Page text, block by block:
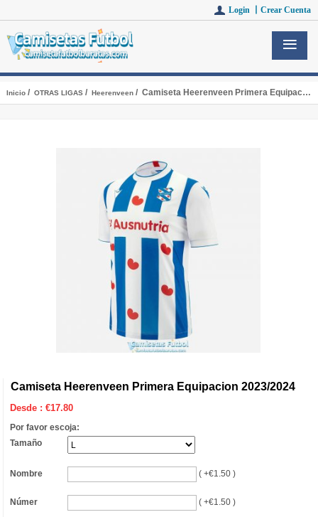
Login 丨 Crear Cuenta
Inicio/ OTRAS LIGAS/ Heerenveen/ Camiseta Heerenveen Primera Equipacion 2023/2024
Camiseta Heerenveen Primera Equipacion 2023/2024
Desde :€17.80
Por favor escoja:
Tamaño
Nombre ( +€1.50 )
Númer ( +€1.50 )